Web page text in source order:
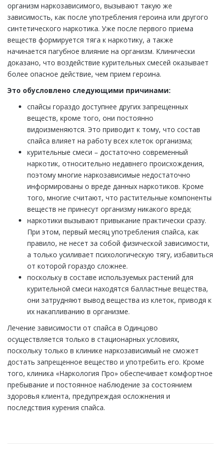
организм наркозависимого, вызывают такую же
зависимость, как после употребления героина или другого
синтетического наркотика. Уже после первого приема
веществ формируется тяга к наркотику, а также
начинается пагубное влияние на организм. Клинически
доказано, что воздействие курительных смесей оказывает
более опасное действие, чем прием героина.
Это обусловлено следующими причинами:
спайсы гораздо доступнее других запрещенных
веществ, кроме того, они постоянно
видоизменяются. Это приводит к тому, что состав
спайса влияет на работу всех клеток организма;
курительные смеси – достаточно современный
наркотик, относительно недавнего происхождения,
поэтому многие наркозависимые недостаточно
информированы о вреде данных наркотиков. Кроме
того, многие считают, что растительные компоненты
веществ не принесут организму никакого вреда;
наркотики вызывают привыкание практически сразу.
При этом, первый месяц употребления спайса, как
правило, не несет за собой физической зависимости,
а только усиливает психологическую тягу, избавиться
от которой гораздо сложнее.
поскольку в составе используемых растений для
курительной смеси находятся балластные вещества,
они затрудняют вывод вещества из клеток, приводя к
их накапливанию в организме.
Лечение зависимости от спайса в Одинцово
осуществляется только в стационарных условиях,
поскольку только в клинике наркозависимый не сможет
достать запрещенное вещество и употребить его. Кроме
того, клиника «Наркология Про» обеспечивает комфортное
пребывание и постоянное наблюдение за состоянием
здоровья клиента, предупреждая осложнения и
последствия курения спайса.